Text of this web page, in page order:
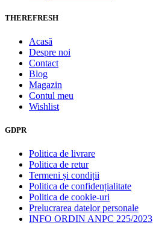
THEREFRESH
Acasă
Despre noi
Contact
Blog
Magazin
Contul meu
Wishlist
GDPR
Politica de livrare
Politica de retur
Termeni și condiții
Politica de confidențialitate
Politica de cookie-uri
Prelucrarea datelor personale
INFO ORDIN ANPC 225/2023